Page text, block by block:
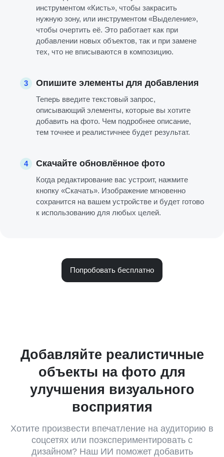
инструментом «Кисть», чтобы закрасить
нужную зону, или инструментом «Выделение»,
чтобы очертить её. Это работает как при
добавлении новых объектов, так и при замене
тех, что не вписываются в композицию.
3 Опишите элементы для добавления
Теперь введите текстовый запрос,
описывающий элементы, которые вы хотите
добавить на фото. Чем подробнее описание,
тем точнее и реалистичнее будет результат.
4 Скачайте обновлённое фото
Когда редактирование вас устроит, нажмите
кнопку «Скачать». Изображение мгновенно
сохранится на вашем устройстве и будет готово
к использованию для любых целей.
Попробовать бесплатно
Добавляйте реалистичные
объекты на фото для
улучшения визуального
восприятия
Хотите произвести впечатление на аудиторию в
соцсетях или поэкспериментировать с
дизайном? Наш ИИ поможет добавить